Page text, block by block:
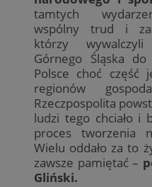
tamtych
wspólny trud i
którzy
Górnego Śląska
Polsce choć część
regionów
Rzeczpospolita
ludzi tego chciało i
proces tworzenia
Wielu oddało za to
zawsze pamiętać –
Gliński.